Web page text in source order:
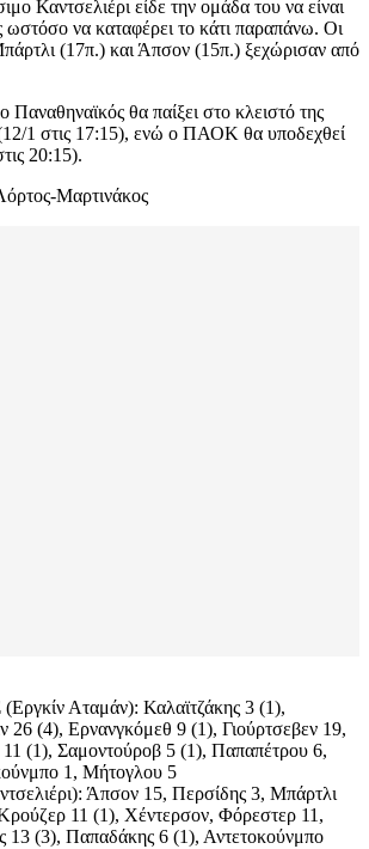
Καντσελιέρι είδε την ομάδα του να είναι
ωστόσο να καταφέρει το κάτι παραπάνω. Οι
(17π.) και Άπσον (15π.) ξεχώρισαν από
Παναθηναϊκός θα παίξει στο κλειστό της
1 στις 17:15), ενώ ο ΠΑΟΚ θα υποδεχθεί
20:15).
Μαρτινάκος
Αταμάν): Καλαϊτζάκης 3 (1),
(4), Ερνανγκόμεθ 9 (1), Γιούρτσεβεν 19,
(1), Σαμοντούροβ 5 (1), Παπαπέτρου 6,
1, Μήτογλου 5
Άπσον 15, Περσίδης 3, Μπάρτλι
11 (1), Χέντερσον, Φόρεστερ 11,
13 (3), Παπαδάκης 6 (1), Αντετοκούνμπο